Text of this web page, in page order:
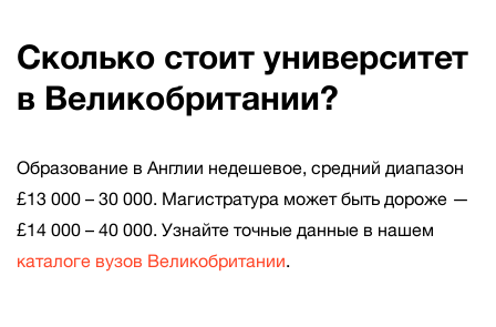
Сколько стоит университет
в Великобритании?
Образование в Англии недешевое, средний диапазон
£13 000 – 30 000. Магистратура может быть дороже —
£14 000 – 40 000. Узнайте точные данные в нашем
каталоге вузов Великобритании.